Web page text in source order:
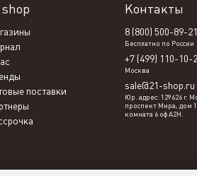
shop
поставки
Контакты
8 (800) 500-89-21
Бесплатно по России
+7 (499) 110-10-
Москва
sale@21-shop.ru
Юр. адрес: 129626 г.
проспект Мира, дом
комната 6 оф А2Н.